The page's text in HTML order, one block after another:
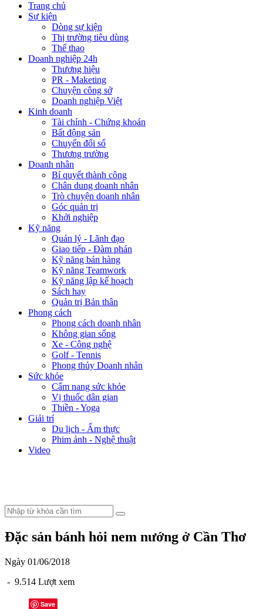
Trang chủ
Sự kiện
Dòng sự kiện
Thị trường tiêu dùng
Thể thao
Doanh nghiệp 24h
Thương hiệu
PR - Maketing
Chuyện công sở
Doanh nghiệp Việt
Kinh doanh
Tài chính - Chứng khoán
Bất động sản
Chuyển đổi số
Thương trường
Doanh nhân
Bí quyết thành công
Chân dung doanh nhân
Trò chuyện doanh nhân
Góc quản trị
Khởi nghiệp
Kỹ năng
Quản lý - Lãnh đạo
Giao tiếp - Đàm phán
Kỹ năng bán hàng
Kỹ năng Teamwork
Kỹ năng lập kế hoạch
Sách hay
Quản trị Bản thân
Phong cách
Phong cách doanh nhân
Không gian sống
Xe - Công nghệ
Golf - Tennis
Phong thủy Doanh nhân
Sức khỏe
Cẩm nang sức khỏe
Vị thuốc dân gian
Thiền - Yoga
Giải trí
Du lịch - Ẩm thực
Phim ảnh - Nghệ thuật
Video
Đặc sản bánh hỏi nem nướng ở Cần Thơ
Ngày 01/06/2018
- 9.514 Lượt xem
Save